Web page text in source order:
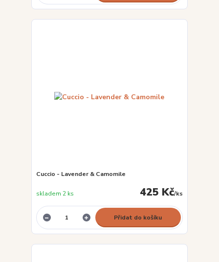
Cuccio - Lavender & Camomile
425 Kč/ks
skladem 2 ks
Přidat do košíku